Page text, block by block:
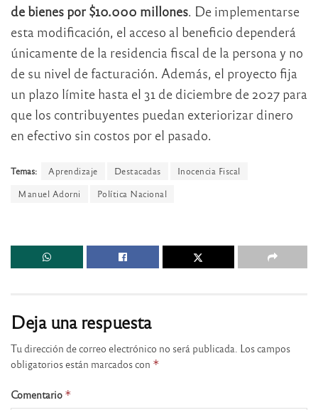
de bienes por $10.000 millones. De implementarse
esta modificación, el acceso al beneficio dependerá
únicamente de la residencia fiscal de la persona y no
de su nivel de facturación. Además, el proyecto fija
un plazo límite hasta el 31 de diciembre de 2027 para
que los contribuyentes puedan exteriorizar dinero
en efectivo sin costos por el pasado.
Temas: Aprendizaje Destacadas
Inocencia Fiscal
Manuel Adorni
Política Nacional
Deja una respuesta
Tu dirección de correo electrónico no será publicada. Los campos
obligatorios están marcados con *
Comentario *